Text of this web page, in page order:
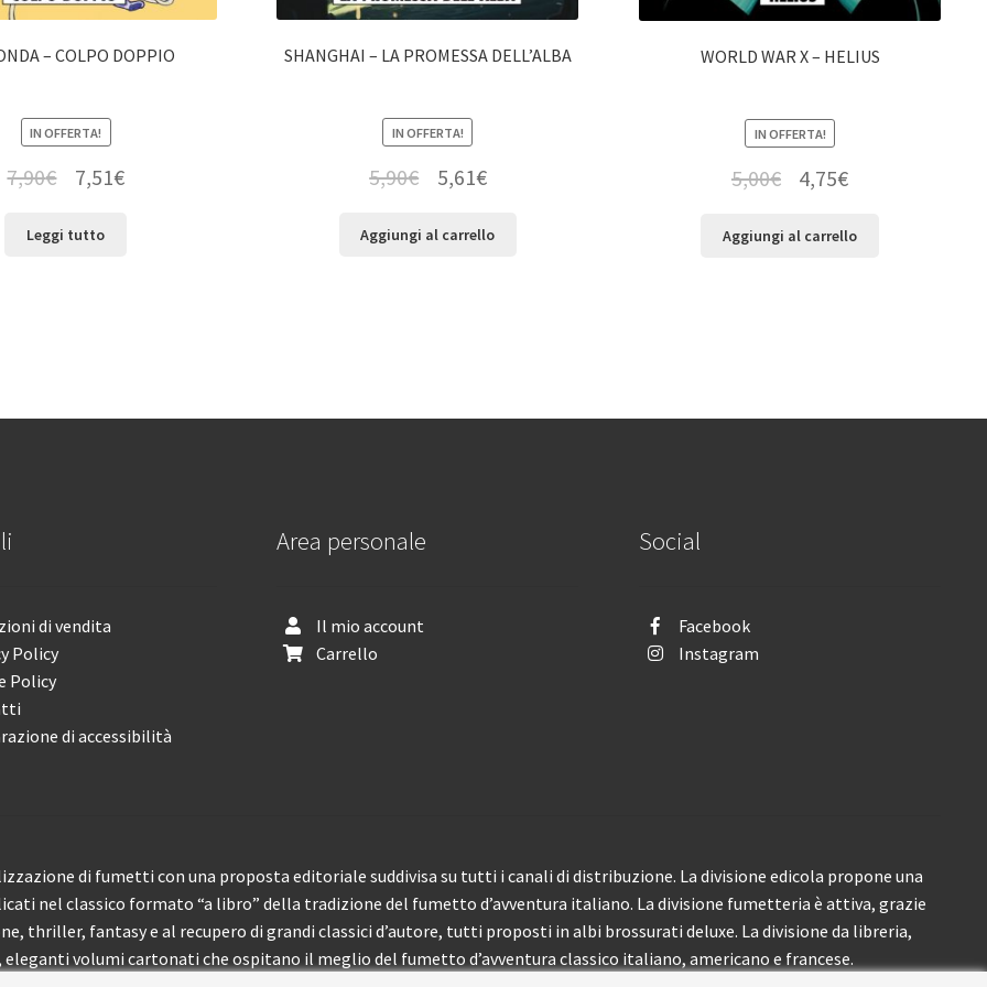
– COLPO DOPPIO
IN OFFERTA!
7,90€ 7,51€
Leggi tutto
SHANGHAI – LA PROMESSA DELL’ALBA
IN OFFERTA!
5,90€ 5,61€
Aggiungi al carrello
WORLD WAR X – HELIUS
IN OFFERTA!
5,00€ 4,75€
Aggiungi al carrello
di vendita
Policy
Policy
di accessibilità
Area personale
Il mio account
Carrello
Social
Facebook
Instagram
di fumetti con una proposta editoriale suddivisa su tutti i canali di distribuzione. La divisione edicola propone una
nel classico formato “a libro” della tradizione del fumetto d’avventura italiano. La divisione fumetteria è attiva, grazie
thriller, fantasy e al recupero di grandi classici d’autore, tutti proposti in albi brossurati deluxe. La divisione da libreria,
volumi cartonati che ospitano il meglio del fumetto d’avventura classico italiano, americano e francese.